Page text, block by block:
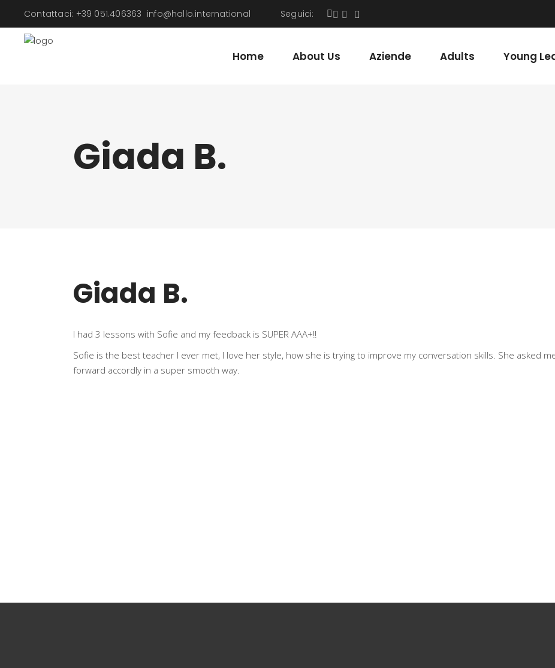
Contattaci: +39 051.406363 info@hallo.international Seguici:
Home About Us Aziende Adults Young
Giada B.
Giada B.
I had 3 lessons with Sofie and my feedback is SUPER AAA+!!
Sofie is the best teacher I ever met, I love her style, how she is trying to improve my conversation skills. She asked
forward accordly in a super smooth way.